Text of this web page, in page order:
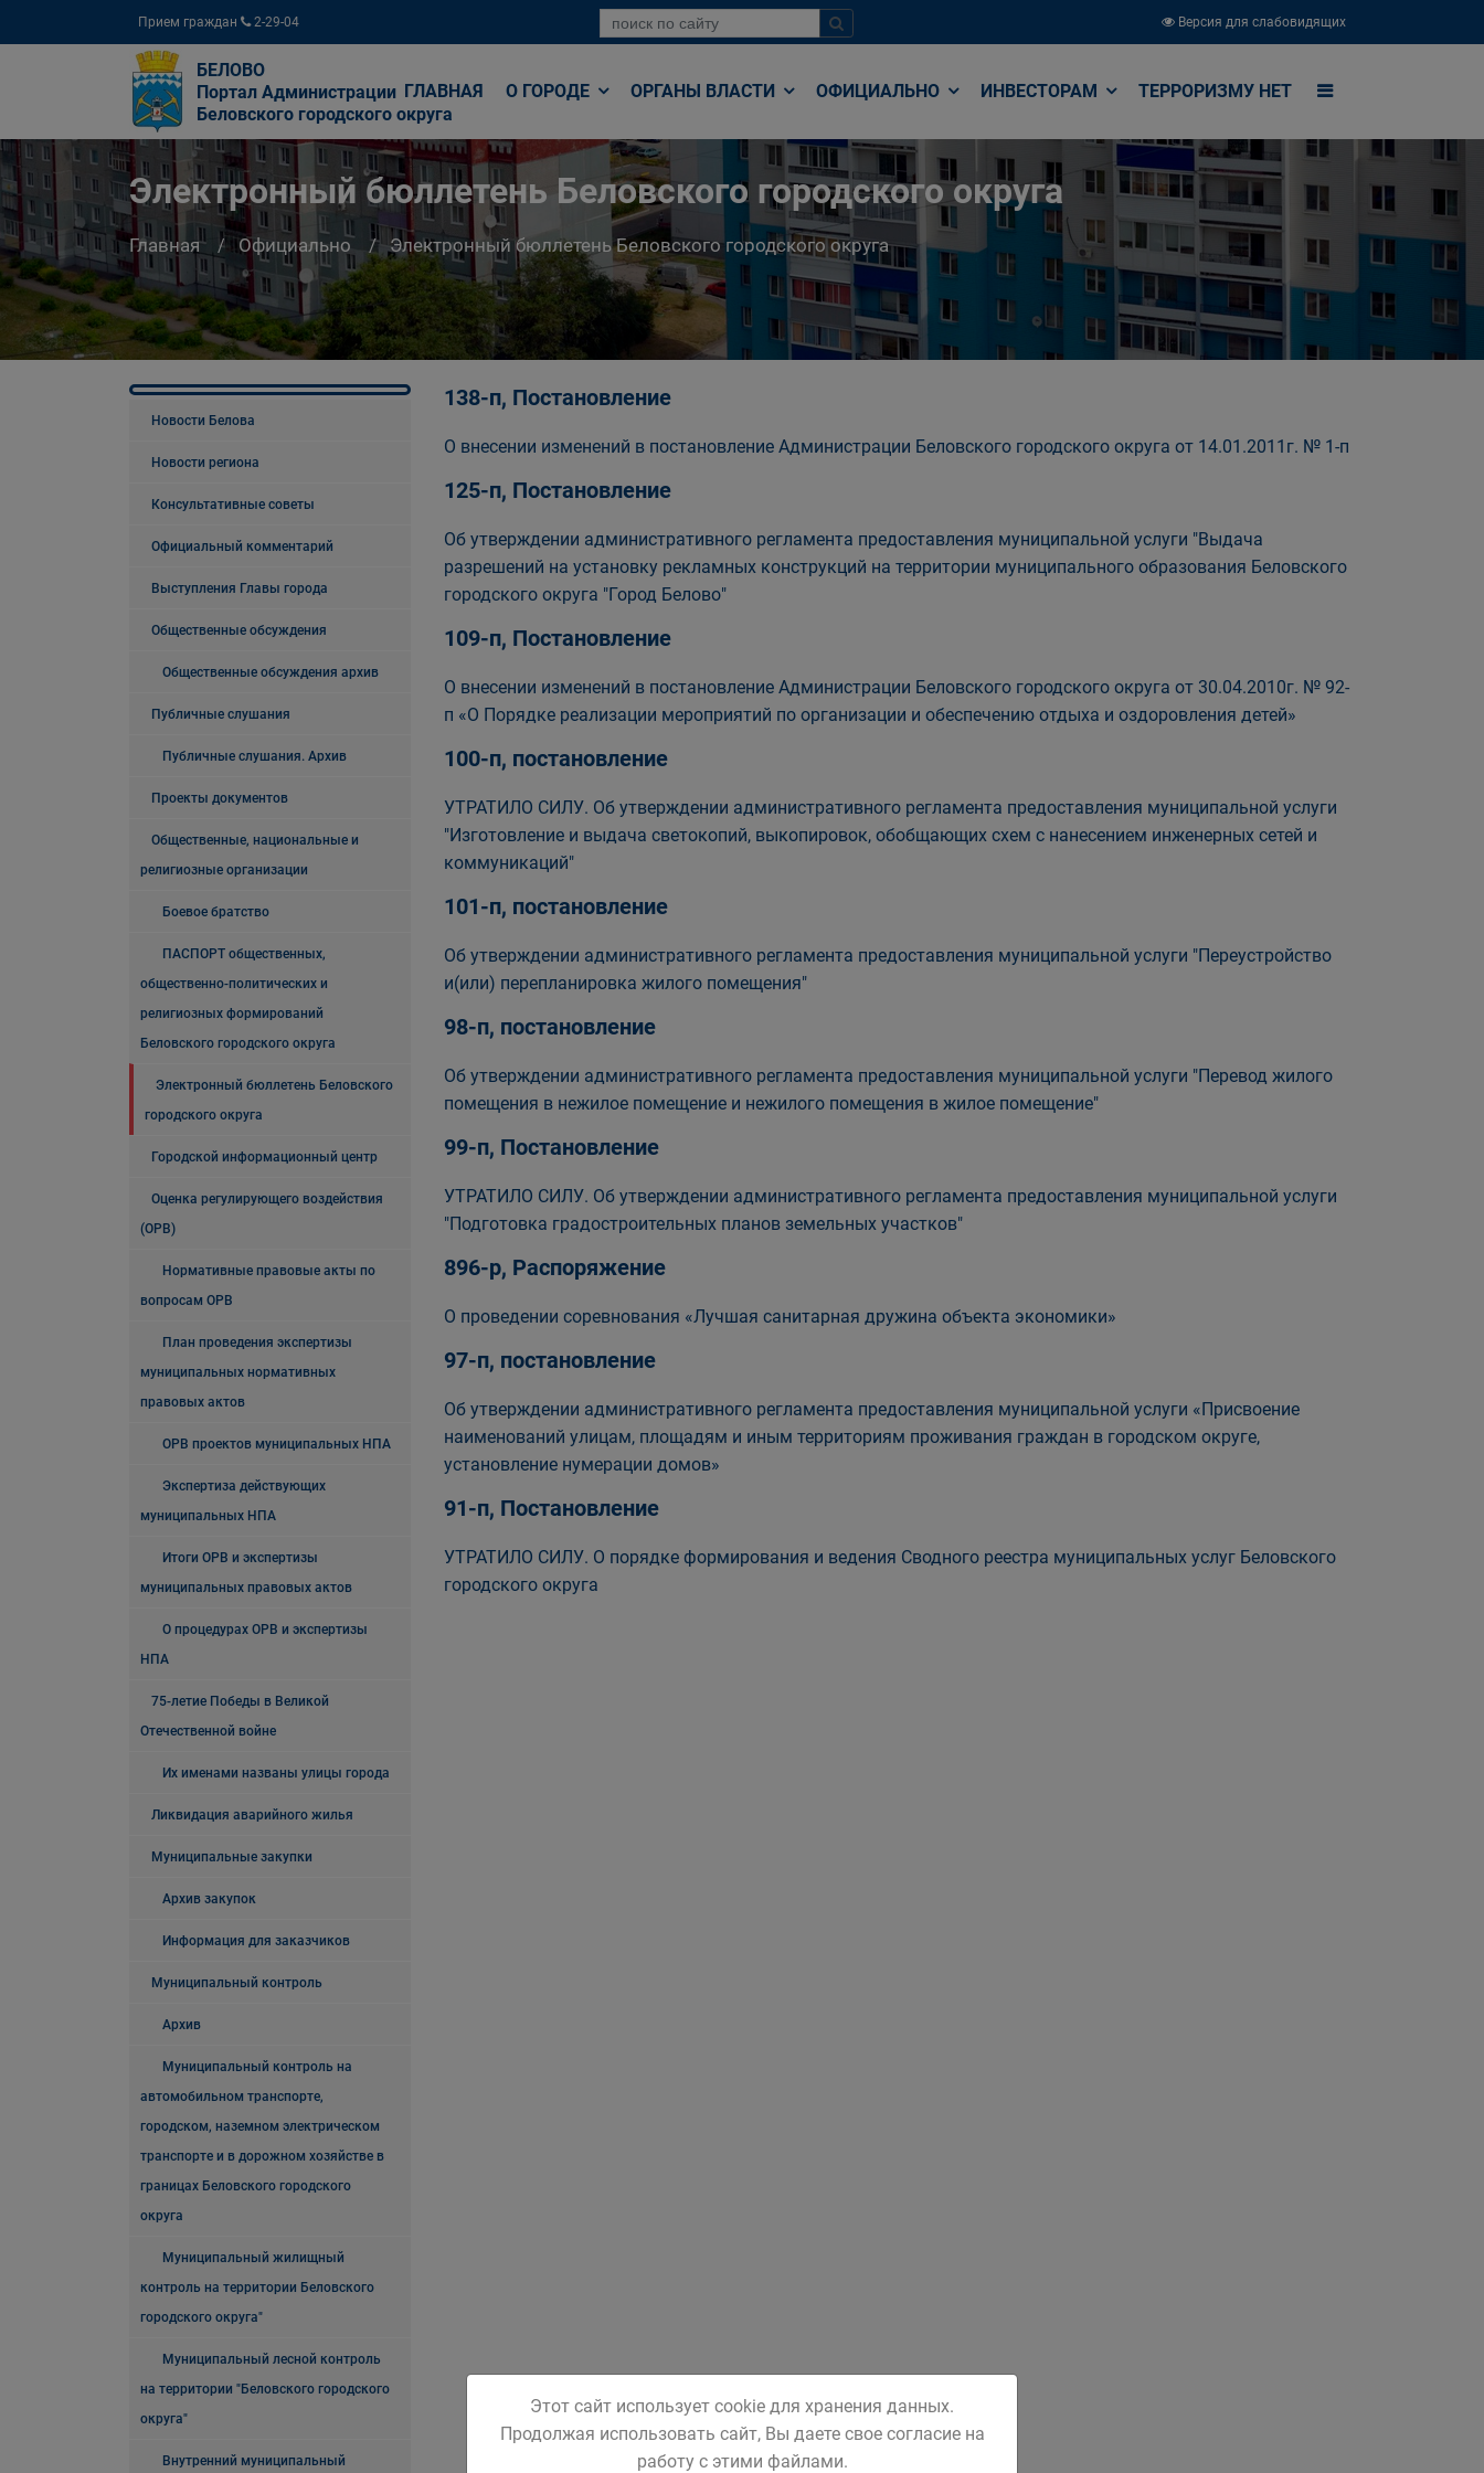
Прием граждан 2-29-04 Версия для слабовидящих
БЕЛОВО
Портал Администрации
Беловского городского округа
ГЛАВНАЯ О ГОРОДЕ ОРГАНЫ ВЛАСТИ ОФИЦИАЛЬНО ИНВЕСТОРАМ ТЕРРОРИЗМУ НЕТ
Электронный бюллетень Беловского городского округа
Главная Официально Электронный бюллетень Беловского городского округа
Новости Белова
Новости региона
Консультативные советы
Официальный комментарий
Выступления Главы города
Общественные обсуждения
Общественные обсуждения архив
Публичные слушания
Публичные слушания. Архив
Проекты документов
Общественные, национальные и
религиозные организации
Боевое братство
ПАСПОРТ общественных,
общественно-политических и
религиозных формирований
Беловского городского округа
Электронный бюллетень Беловского
городского округа
Городской информационный центр
Оценка регулирующего воздействия
(ОРВ)
Нормативные правовые акты по
вопросам ОРВ
План проведения экспертизы
муниципальных нормативных
правовых актов
ОРВ проектов муниципальных НПА
Экспертиза действующих
муниципальных НПА
Итоги ОРВ и экспертизы
муниципальных правовых актов
О процедурах ОРВ и экспертизы
НПА
75-летие Победы в Великой
Отечественной войне
Их именами названы улицы города
Ликвидация аварийного жилья
Муниципальные закупки
Архив закупок
Информация для заказчиков
Муниципальный контроль
Архив
Муниципальный контроль на
автомобильном транспорте,
городском, наземном электрическом
транспорте и в дорожном хозяйстве в
границах Беловского городского
округа
Муниципальный жилищный
контроль на территории Беловского
городского округа"
Муниципальный лесной контроль
на территории "Беловского городского
округа"
Внутренний муниципальный
138-п, Постановление
О внесении изменений в постановление Администрации Беловского городского округа от 14.01.2011г. № 1-п
125-п, Постановление
Об утверждении административного регламента предоставления муниципальной услуги "Выдача
разрешений на установку рекламных конструкций на территории муниципального образования Беловского
городского округа "Город Белово"
109-п, Постановление
О внесении изменений в постановление Администрации Беловского городского округа от 30.04.2010г. № 92-
п «О Порядке реализации мероприятий по организации и обеспечению отдыха и оздоровления детей»
100-п, постановление
УТРАТИЛО СИЛУ. Об утверждении административного регламента предоставления муниципальной услуги
"Изготовление и выдача светокопий, выкопировок, обобщающих схем с нанесением инженерных сетей и
коммуникаций"
101-п, постановление
Об утверждении административного регламента предоставления муниципальной услуги "Переустройство
и(или) перепланировка жилого помещения"
98-п, постановление
Об утверждении административного регламента предоставления муниципальной услуги "Перевод жилого
помещения в нежилое помещение и нежилого помещения в жилое помещение"
99-п, Постановление
УТРАТИЛО СИЛУ. Об утверждении административного регламента предоставления муниципальной услуги
"Подготовка градостроительных планов земельных участков"
896-р, Распоряжение
О проведении соревнования «Лучшая санитарная дружина объекта экономики»
97-п, постановление
Об утверждении административного регламента предоставления муниципальной услуги «Присвоение
наименований улицам, площадям и иным территориям проживания граждан в городском округе,
установление нумерации домов»
91-п, Постановление
УТРАТИЛО СИЛУ. О порядке формирования и ведения Сводного реестра муниципальных услуг Беловского
городского округа
Этот сайт использует cookie для хранения данных.
Продолжая использовать сайт, Вы даете свое согласие на
работу с этими файлами.